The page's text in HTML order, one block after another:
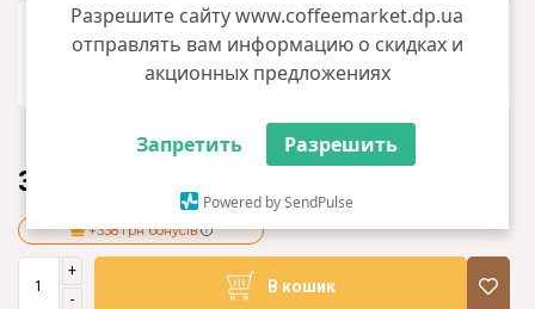
Разрешите сайту www.coffeemarket.dp.ua
отправлять вам информацию о скидках и
акционных предложениях
Запретить Разрешить
Powered by SendPulse
33800.00 грн
+338 грн бонусів
+
-
В кошик